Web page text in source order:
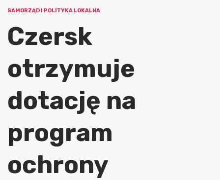
SAMORZĄD I POLITYKA LOKALNA
Czersk
otrzymuje
dotację na
program
ochrony